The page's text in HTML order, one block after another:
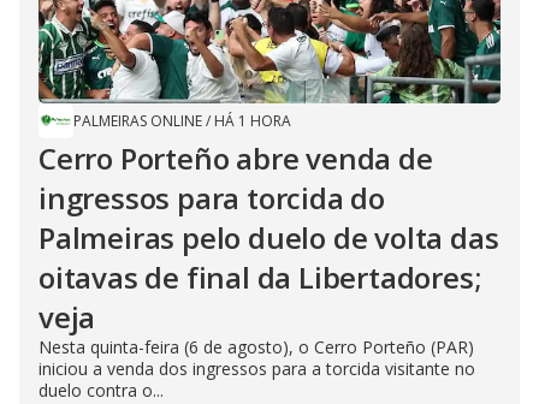
PALMEIRAS ONLINE/ HÁ 1 HORA
Cerro Porteño abre venda de
ingressos para torcida do
Palmeiras pelo duelo de volta das
oitavas de final da Libertadores;
veja
Nesta quinta-feira (6 de agosto), o Cerro Porteño (PAR)
iniciou a venda dos ingressos para a torcida visitante no
duelo contra o...